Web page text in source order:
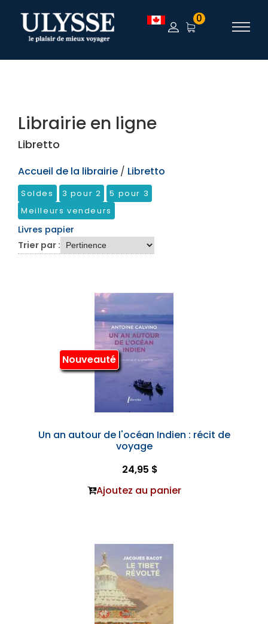
TEST 0
Librairie en ligne
Libretto
Accueil de la librairie / Libretto
Soldes 3 pour 2
5 pour 3
Meilleurs vendeurs
Livres papier
Trier par :
Nouveauté
Un an autour de l'océan Indien : récit de
voyage
24,95 $
Ajoutez au panier